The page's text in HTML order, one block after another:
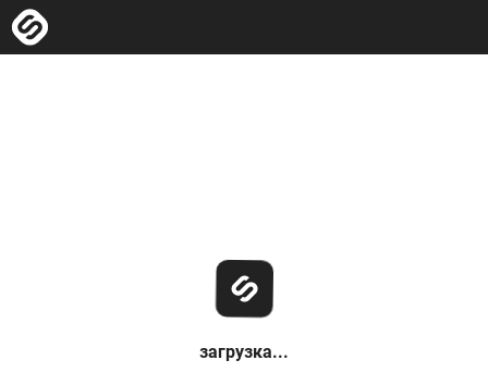
загрузка...